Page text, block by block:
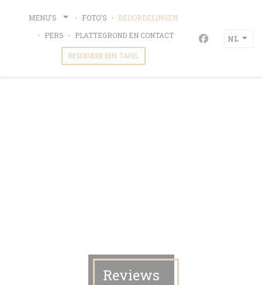
MENU'S FOTO'S
BEOORDELINGEN
PERS
PLATTEGROND EN CONTACT
RESERVEER EEN TAFEL
Facebook
NL
Reviews